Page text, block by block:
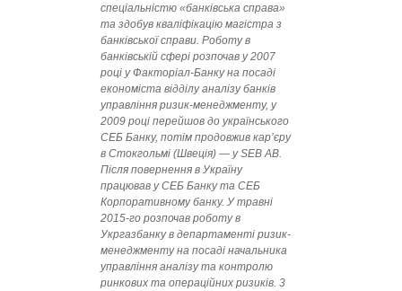
спеціальністю «банківська справа»
та здобув кваліфікацію магістра з
банківської справи. Роботу в
банківській сфері розпочав у 2007
році у Факторіал-Банку на посаді
економіста відділу аналізу банків
управління ризик-менеджменту, у
2009 році перейшов до українського
СЕБ ­Банку, потім продовжив кар’єру
в Стокгольмі (Швеція) — у SEB AB.
Після повернення в Україну
працював у СЕБ Банку та СЕБ
Корпоративному банку. У травні
2015-го розпочав роботу в
Укргазбанку в департаменті ризик-
менеджменту на посаді начальника
управління аналізу та контролю
ринкових та операційних ризиків. 3